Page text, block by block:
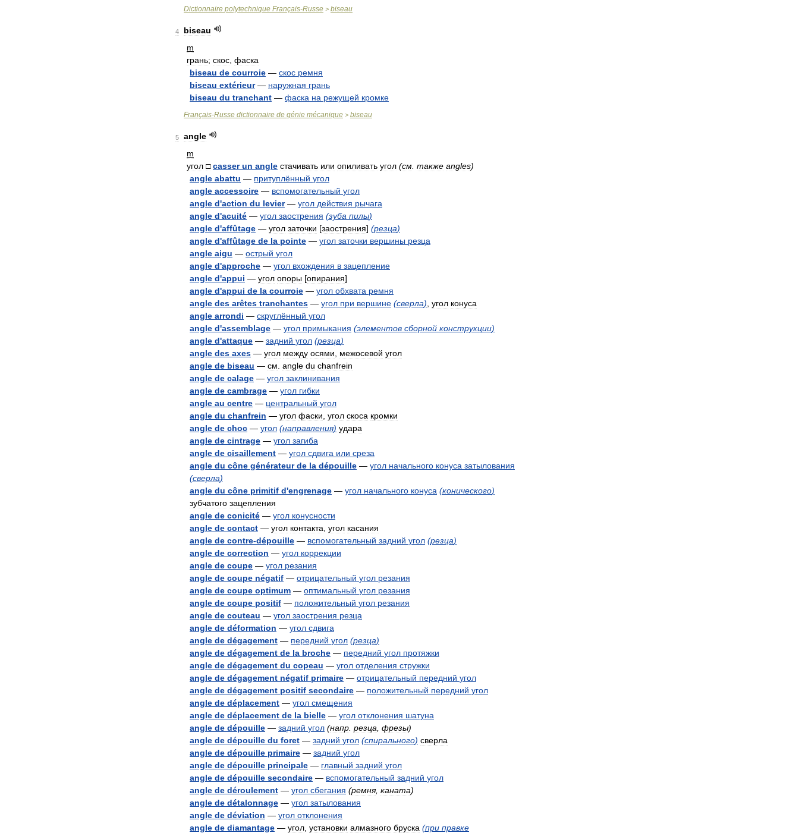
Dictionnaire polytechnique Français-Russe > biseau
4
biseau
m
грань; скос фаска
biseau de courroie — скос ремня
biseau extérieur — наружная грань
biseau du tranchant — фаска на режущей кромке
Français-Russe dictionnaire de génie mécanique > biseau
5
angle
m
угол □ casser un angle стачивать или опиливать угол (см также angles)
angle abattu — притуплённый угол
angle accessoire — вспомогательный угол
angle d'action du levier — угол действия рычага
angle d'acuité — угол заострения (зуба пилы)
angle d'affûtage — угол заточки [заострения] (резца)
angle d'affûtage de la pointe — угол заточки вершины резца
angle aigu — острый угол
angle d'approche — угол вхождения в зацепление
angle d'appui — угол опоры [опирания]
angle d'appui de la courroie — угол обхвата ремня
angle des arêtes tranchantes — угол при вершине (сверла) угол конуса
angle arrondi — скруглённый угол
angle d'assemblage — угол примыкания (элементов сборной конструкции)
angle d'attaque — задний угол (резца)
angle des axes — угол между осями межосевой угол
angle de biseau — см angle du chanfrein
angle de calage — угол заклинивания
angle de cambrage — угол гибки
angle au centre — центральный угол
angle du chanfrein — угол фаски угол скоса кромки
angle de choc — угол (направления) удара
angle de cintrage — угол загиба
angle de cisaillement — угол сдвига или среза
angle du cône générateur de la dépouille — угол начального конуса затылования
(сверла)
angle du cône primitif d'engrenage — угол начального конуса (конического)
зубчатого зацепления
angle de conicité — угол конусности
angle de contact — угол контакта угол касания
angle de contre-dépouille — вспомогательный задний угол (резца)
angle de correction — угол коррекции
angle de coupe — угол резания
angle de coupe négatif — отрицательный угол резания
angle de coupe optimum — оптимальный угол резания
angle de coupe positif — положительный угол резания
angle de couteau — угол заострения резца
angle de déformation — угол сдвига
angle de dégagement — передний угол (резца)
angle de dégagement de la broche — передний угол протяжки
angle de dégagement du copeau — угол отделения стружки
angle de dégagement négatif primaire — отрицательный передний угол
angle de dégagement positif secondaire — положительный передний угол
angle de déplacement — угол смещения
angle de déplacement de la bielle — угол отклонения шатуна
angle de dépouille — задний угол (напр резца фрезы)
angle de dépouille du foret — задний угол (спирального) сверла
angle de dépouille primaire — задний угол
angle de dépouille principale — главный задний угол
angle de dépouille secondaire — вспомогательный задний угол
angle de déroulement — угол сбегания (ремня, каната)
angle de détalonnage — угол затылования
angle de déviation — угол отклонения
angle de diamantage — угол установки алмазного бруска (при правке